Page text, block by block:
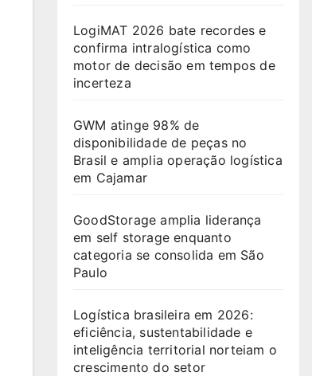
LogiMAT 2026 bate recordes e
confirma intralogística como
motor de decisão em tempos de
incerteza
GWM atinge 98% de
disponibilidade de peças no
Brasil e amplia operação logística
em Cajamar
GoodStorage amplia liderança
em self storage enquanto
categoria se consolida em São
Paulo
Logística brasileira em 2026:
eficiência, sustentabilidade e
inteligência territorial norteiam o
crescimento do setor